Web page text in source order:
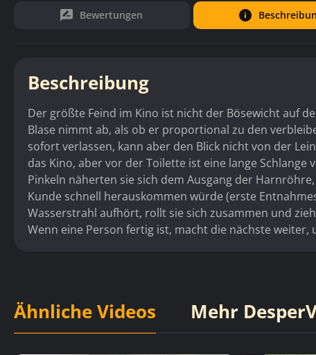
Bewertungen
Beschreibung
Der größte Feind im Kino ist nicht der Bösewicht auf
Blase nimmt ab, als ob er proportional zu den
sofort verlassen, kann aber den Blick nicht von der
das Kino, aber vor der Toilette ist eine lange
Pinkeln näherten sie sich dem Ausgang der
Kunde schnell herauskommen würde (erste
Wasserstrahl aufhört, rollt sie sich zusammen und
Wenn eine Person fertig ist, macht die nächste
Ähnliche Videos Mehr